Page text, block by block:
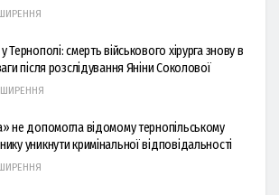
Тернополі: смерть військового хірурга знову в
після розслідування Яніни Соколової
не допомогла відомому тернопільському
уникнути кримінальної відповідальності